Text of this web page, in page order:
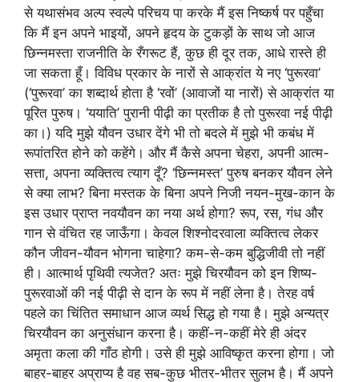
से यथासंभव अल्प स्वल्पे परिचय पा करके मैं इस निष्कर्ष पर पहुँचा
कि मैं इन अपने भाइयों, अपने हृदय के टुकड़ों के साथ जो आज
छिन्नमस्ता राजनीति के रँगरूट हैं, कुछ ही दूर तक, आधे रास्ते ही
जा सकता हूँ। विविध प्रकार के नारों से आक्रांत ये नए ‘पुरूरवा’
(‘पुरूरवा’ का शब्दार्थ होता है ‘रवों’ (आवाजों या नारों) से आक्रांत या
पूरित पुरुष। ‘ययाति’ पुरानी पीढ़ी का प्रतीक है तो पुरूरवा नई पीढ़ी
का।) यदि मुझे यौवन उधार देंगे भी तो बदले में मुझे भी कबंध में
रूपांतरित होने को कहेंगे। और मैं कैसे अपना चेहरा, अपनी आत्म-
सत्ता, अपना व्यक्तित्व त्याग दूँ? ‘छिन्नमस्त’ पुरुष बनकर यौवन लेने
से क्या लाभ? बिना मस्तक के बिना अपने निजी नयन-मुख-कान के
इस उधार प्राप्त नवयौवन का नया अर्थ होगा? रूप, रस, गंध और
गान से वंचित रह जाऊँगा। केवल शिश्नोदरवाला व्यक्तित्व लेकर
कौन जीवन-यौवन भोगना चाहेगा? कम-से-कम बुद्धिजीवी तो नहीं
ही। आत्मार्थ पृथिवी त्यजेत? अतः मुझे चिरयौवन को इन शिष्य-
पुरूरवाओं की नई पीढ़ी से दान के रूप में नहीं लेना है। तेरह वर्ष
पहले का चिंतित समाधान आज व्यर्थ सिद्ध हो गया है। मुझे अन्यत्र
चिरयौवन का अनुसंधान करना है। कहीं-न-कहीं मेरे ही अंदर
अमृता कला की गाँठ होगी। उसे ही मुझे आविष्कृत करना होगा। जो
बाहर-बाहर अप्राप्य है वह सब-कुछ भीतर-भीतर सुलभ है। मैं अपने